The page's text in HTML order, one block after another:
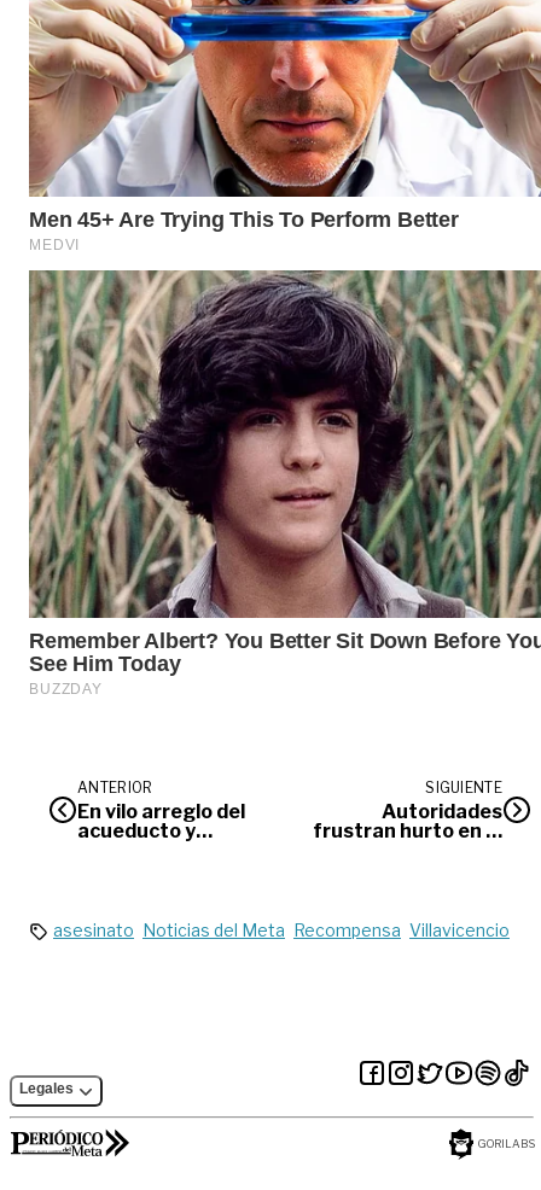
ANTERIOR
En vilo arreglo del
acueducto y
SIGUIENTE
Autoridades
frustran hurto en el
asesinato Noticias del Meta Recompensa Villavicencio
Legales
GORILABS